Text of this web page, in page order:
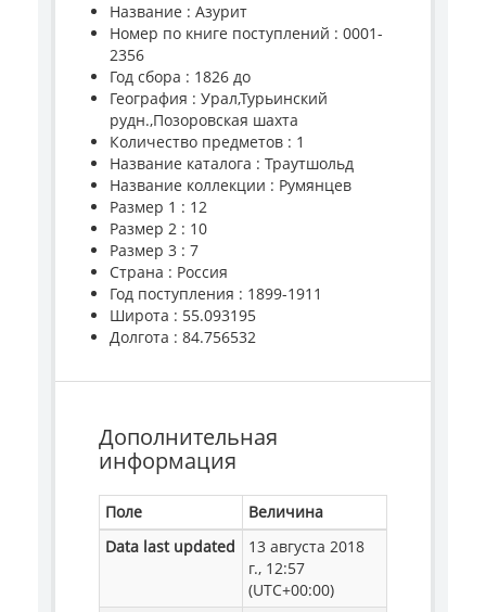
Название : Азурит
Номер по книге поступлений : 0001-
2356
Год сбора : 1826 до
География : Урал,Турьинский
рудн.,Позоровская шахта
Количество предметов : 1
Название каталога : Траутшольд
Название коллекции : Румянцев
Размер 1 : 12
Размер 2 : 10
Размер 3 : 7
Страна : Россия
Год поступления : 1899-1911
Широта : 55.093195
Долгота : 84.756532
Дополнительная
информация
Поле
Величина
Data last updated
13 августа 2018
г., 12:57
(UTC+00:00)